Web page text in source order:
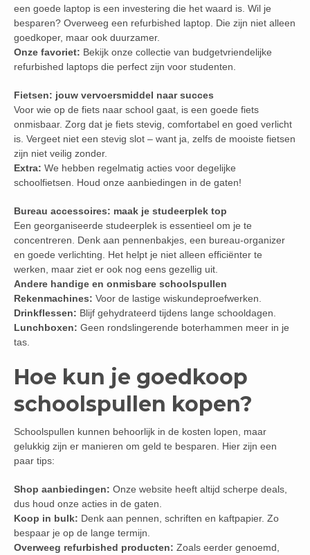
een goede laptop is een investering die het waard is. Wil je
besparen? Overweeg een refurbished laptop. Die zijn niet alleen
goedkoper, maar ook duurzamer.
Onze favoriet: Bekijk onze collectie van budgetvriendelijke
refurbished laptops die perfect zijn voor studenten.
Fietsen: jouw vervoersmiddel naar succes
Voor wie op de fiets naar school gaat, is een goede fiets
onmisbaar. Zorg dat je fiets stevig, comfortabel en goed verlicht
is. Vergeet niet een stevig slot – want ja, zelfs de mooiste fietsen
zijn niet veilig zonder.
Extra: We hebben regelmatig acties voor degelijke
schoolfietsen. Houd onze aanbiedingen in de gaten!
Bureau accessoires: maak je studeerplek top
Een georganiseerde studeerplek is essentieel om je te
concentreren. Denk aan pennenbakjes, een bureau-organizer
en goede verlichting. Het helpt je niet alleen efficiënter te
werken, maar ziet er ook nog eens gezellig uit.
Andere handige en onmisbare schoolspullen
Rekenmachines: Voor de lastige wiskundeproefwerken.
Drinkflessen: Blijf gehydrateerd tijdens lange schooldagen.
Lunchboxen: Geen rondslingerende boterhammen meer in je
tas.
Hoe kun je goedkoop
schoolspullen kopen?
Schoolspullen kunnen behoorlijk in de kosten lopen, maar
gelukkig zijn er manieren om geld te besparen. Hier zijn een
paar tips:
Shop aanbiedingen: Onze website heeft altijd scherpe deals,
dus houd onze acties in de gaten.
Koop in bulk: Denk aan pennen, schriften en kaftpapier. Zo
bespaar je op de lange termijn.
Overweeg refurbished producten: Zoals eerder genoemd,